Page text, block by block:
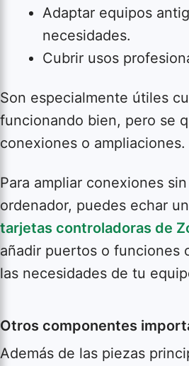
Adaptar equipos
necesidades.
Cubrir usos
Son especialmente útiles
funcionando bien, pero se
conexiones o ampliaciones.
Para ampliar conexiones
ordenador, puedes echar
tarjetas controladoras de
añadir puertos o funciones
las necesidades de tu
Otros componentes
Además de las piezas